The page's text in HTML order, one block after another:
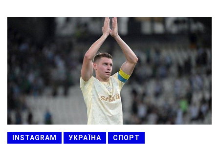
INSTAGRAM УКРАЇНА СПОРТ